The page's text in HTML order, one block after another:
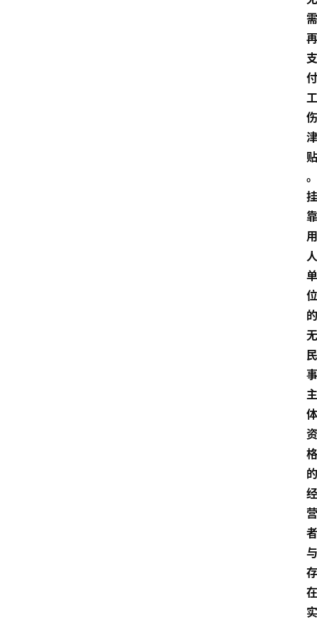
需
再
支
付
工
伤
津
贴
。
挂
靠
用
人
单
位
的
无
民
事
主
体
资
格
的
经
营
者
与
存
在
实